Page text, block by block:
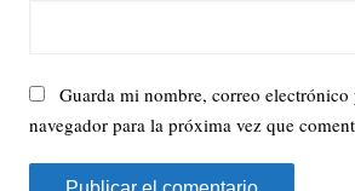
Guarda mi nombre, correo electrónico
navegador para la próxima vez que